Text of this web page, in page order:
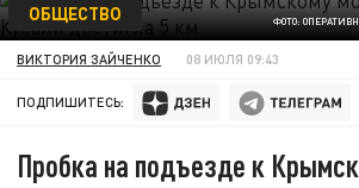
ФОТО:
ОБЩЕСТВО
ВИКТОРИЯ ЗАЙЧЕНКО 08 ИЮЛЯ 09:43
ПОДПИШИТЕСЬ:
Пробка на подъезде к